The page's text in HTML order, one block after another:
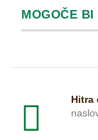
MOGOČE
Hitra